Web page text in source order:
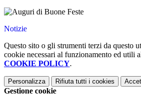
Notizie
Questo sito o gli strumenti terzi da questo
cookie necessari al funzionamento ed utili
COOKIE POLICY.
Personalizza Rifiuta tutti i cookies
Gestione cookie